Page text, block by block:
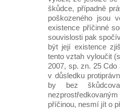
škůdce, případně
poškozeného jsou
existence příčinné
souvislosti pak
být její existence
tento vztah vyloučit
2007, sp. zn. 25
v důsledku
by bez
příčinou, nesmí jít o